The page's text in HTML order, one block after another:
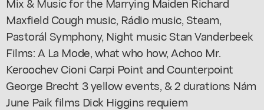
Maxfield Cough music, Rádio music, Steam,
Pastorál Symphony, Night music Stan Vanderbeek
Films: A La Mode, what who how, Achoo Mr.
Keroochev Cioni Carpi Point and Counterpoint
George Brecht 3 yellow events, & 2 durations Nám
June Paik films Dick Higgins requiem